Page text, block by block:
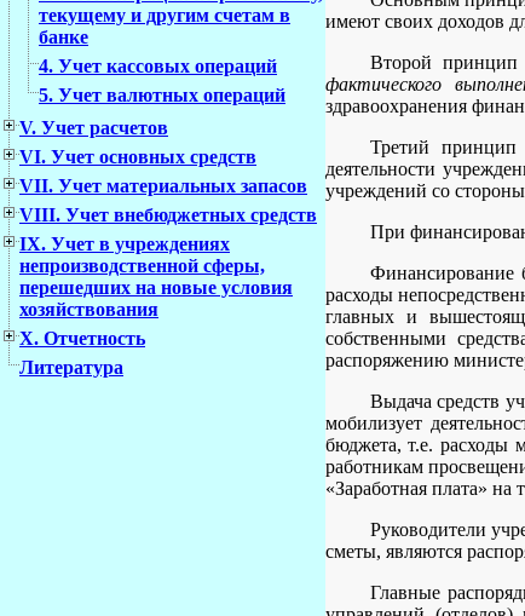
текущему и другим счетам в
банке
4. Учет кассовых операций
5. Учет валютных операций
V. Учет расчетов
VI. Учет основных средств
VII. Учет материальных запасов
VIII. Учет внебюджетных средств
IX. Учет в учреждениях
непроизводственной сферы,
перешедших на новые условия
хозяйствования
X. Отчетность
Литература
имеют своих доходов
Второй принцип
фактического
здравоохранения
Третий
деятельности
учреждений со
При
Финансирование
расходы
главных и
собственными
распоряжению
Выдача средств
мобилизует
бюджета, т.е. расходы
работникам
«Заработная плата»
Руководители
сметы, являются
Главные